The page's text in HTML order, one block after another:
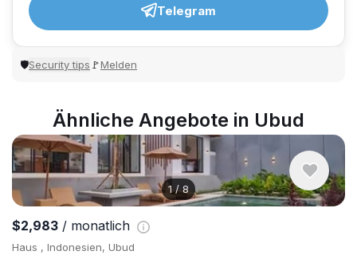
Telegram
🛡Security tips 🚩Melden
Ähnliche Angebote in Ubud
1 / 8
$2,983 / monatlich
Haus , Indonesien, Ubud